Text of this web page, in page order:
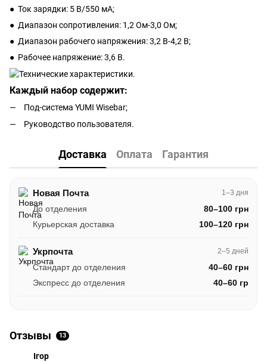
● Ток зарядки: 5 В/550 мА;
● Диапазон сопротивления: 1,2 Ом-3,0 Ом;
● Диапазон рабочего напряжения: 3,2 В-4,2 В;
● Рабочее напряжение: 3,6 В.
Каждый набор содержит:
Под-система YUMI Wisebar;
Руководство пользователя.
Доставка Оплата Гарантия
Новая Почта 1–3 дня
До отделения
80–100 грн
Курьерская доставка
100–120 грн
Укрпочта 2–5 дней
Стандарт до отделения
40–60 грн
Экспресс до отделения
40–60 гр
Отзывы 13
Ігор